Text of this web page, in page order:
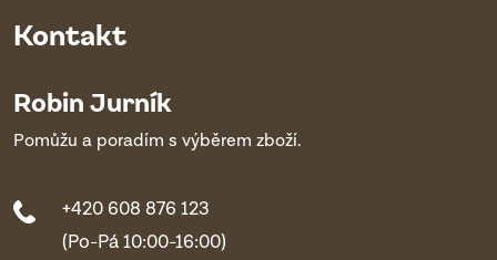
Kontakt
Robin Jurník
Pomůžu a poradím s výběrem zboží.
+420 608 876 123
(Po-Pá 10:00-16:00)